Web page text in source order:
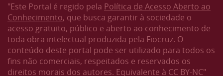
"Este Portal é regido pela Política de Acesso Aberto ao
Conhecimento, que busca garantir à sociedade o
acesso gratuito, público e aberto ao conhecimento de
toda obra intelectual produzida pela Fiocruz. O
conteúdo deste portal pode ser utilizado para todos os
fins não comerciais, respeitados e reservados os
direitos morais dos autores. Equivalente à CC BY-NC"